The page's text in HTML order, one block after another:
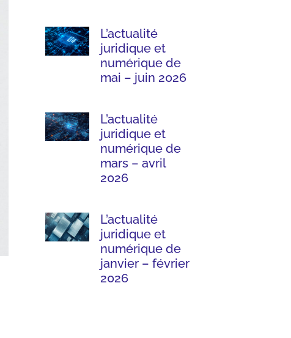
L’actualité
juridique et
numérique de
mai – juin 2026
L’actualité
juridique et
numérique de
mars – avril
2026
L’actualité
juridique et
numérique de
janvier – février
2026